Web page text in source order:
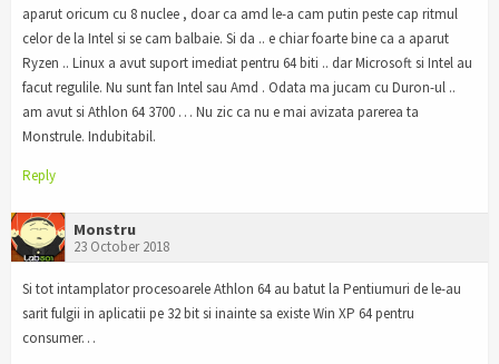
aparut oricum cu 8 nuclee , doar ca amd le-a cam putin peste cap ritmul
celor de la Intel si se cam balbaie. Si da .. e chiar foarte bine ca a aparut
Ryzen .. Linux a avut suport imediat pentru 64 biti .. dar Microsoft si Intel au
facut regulile. Nu sunt fan Intel sau Amd . Odata ma jucam cu Duron-ul ..
am avut si Athlon 64 3700 … Nu zic ca nu e mai avizata parerea ta
Monstrule. Indubitabil.
Reply
Monstru
23 October 2018
Si tot intamplator procesoarele Athlon 64 au batut la Pentiumuri de le-au
sarit fulgii in aplicatii pe 32 bit si inainte sa existe Win XP 64 pentru
consumer…